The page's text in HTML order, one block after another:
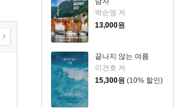
박순영 저
13,000원
끝나지 않는 여름
이건호 저
15,300원 (10% 할인)